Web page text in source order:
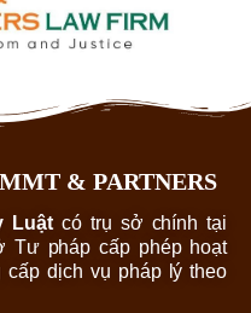
& PARTNERS
Luậtcó trụ sở chính tại
Tư pháp cấp phép hoạt
cấp dịch vụ pháp lý theo